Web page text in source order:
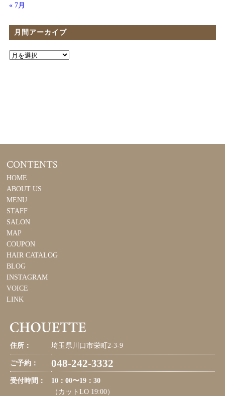
« 7月
月間アーカイブ
CONTENTS
HOME
ABOUT US
MENU
STAFF
SALON
MAP
COUPON
HAIR CATALOG
BLOG
INSTAGRAM
VOICE
LINK
住所： 埼玉県川口市栄町2-3-9
ご予約： 048-242-3332
受付時間：
10：00〜19：30
（カットLO 19:00）